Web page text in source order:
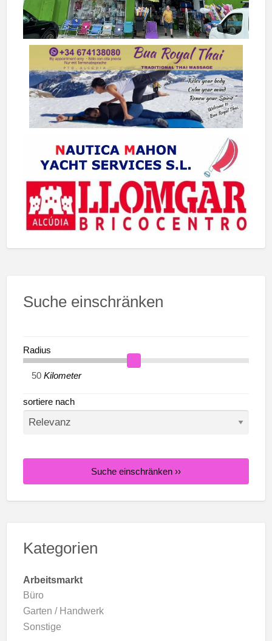
Suche einschränken
Radius
Kilometer
sortiere nach
Suche einschränken ››
Kategorien
Arbeitsmarkt
Büro
Garten / Handwerk
Sonstige